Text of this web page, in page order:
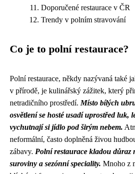
Doporučené restaurace v ČR
Trendy v polním stravování
Co je to polní restaurace?
Polní restaurace, někdy nazývaná také
v přírodě, je kulinářský zážitek, který
netradičního prostředí. Místo bílých
osvětlení se hosté usadí uprostřed luk,
vychutnají si jídlo pod širým nebem.
neformální, často doplněná živou
zábavy. Polní restaurace kladou důraz
suroviny a sezónní speciality. Mnoho z